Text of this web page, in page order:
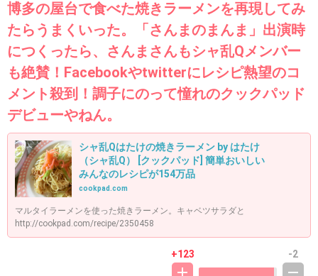
博多の屋台で食べた焼きラーメンを再現してみ
たらうまくいった。「さんまのまんま」出演時
につくったら、さんまさんもシャ乱Qメンバー
も絶賛！Facebookやtwitterにレシピ熱望のコ
メント殺到！調子にのって憧れのクックパッド
デビューやねん。
シャ乱Qはたけの焼きラーメン by はたけ
（シャ乱Q） [クックパッド] 簡単おいしい
みんなのレシピが154万品
cookpad.com
マルタイラーメンを使った焼きラーメン。キャベツサラダと
http://cookpad.com/recipe/2350458
+123 -2